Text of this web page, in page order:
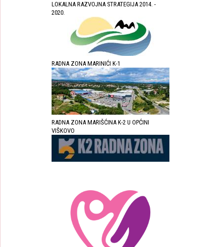
LOKALNA RAZVOJNA STRATEGIJA 2014. -
2020.
RADNA ZONA MARINIĆI K-1
RADNA ZONA MARIŠĆINA K-2 U OPĆINI
VIŠKOVO